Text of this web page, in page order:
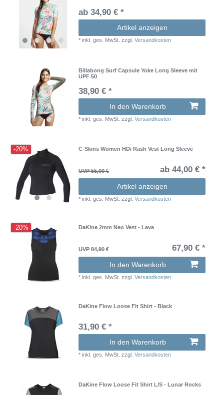
ab 34,90 € *
Artikel anzeigen
*inkl. ges. MwSt. zzgl.Versandkosten
Billabong Surf Capsule Yoke Long Sleeve mit
UPF 50
38,90 € *
In den Warenkorb
*inkl. ges. MwSt. zzgl.Versandkosten
-20% C-Skins Women HDi Rash Vest Long Sleeve
UVP 55,00 € ab 44,00 € *
Artikel anzeigen
*inkl. ges. MwSt. zzgl.Versandkosten
-20% DaKine 2mm Neo Vest - Lava
UVP 84,90 € 67,90 € *
In den Warenkorb
*inkl. ges. MwSt. zzgl.Versandkosten
DaKine Flow Loose Fit Shirt - Black
31,90 € *
In den Warenkorb
*inkl. ges. MwSt. zzgl.Versandkosten
DaKine Flow Loose Fit Shirt L/S - Lunar Rocks